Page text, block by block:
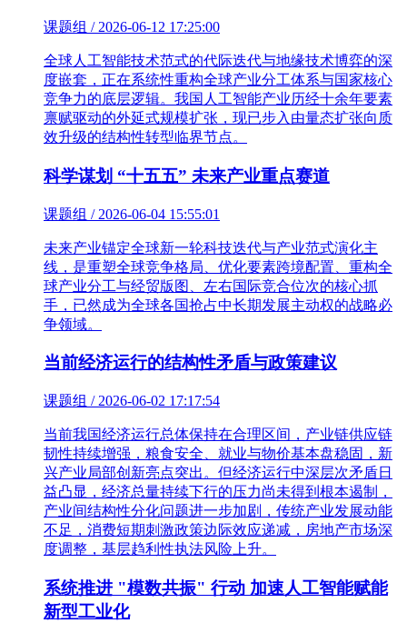
课题组 / 2026-06-12 17:25:00
全球人工智能技术范式的代际迭代与地缘技术博弈的深
度嵌套，正在系统性重构全球产业分工体系与国家核心
竞争力的底层逻辑。我国人工智能产业历经十余年要素
禀赋驱动的外延式规模扩张，现已步入由量态扩张向质
效升级的结构性转型临界节点。
科学谋划 “十五五” 未来产业重点赛道
课题组 / 2026-06-04 15:55:01
未来产业锚定全球新一轮科技迭代与产业范式演化主
线，是重塑全球竞争格局、优化要素跨境配置、重构全
球产业分工与经贸版图、左右国际竞合位次的核心抓
手，已然成为全球各国抢占中长期发展主动权的战略必
争领域。
当前经济运行的结构性矛盾与政策建议
课题组 / 2026-06-02 17:17:54
当前我国经济运行总体保持在合理区间，产业链供应链
韧性持续增强，粮食安全、就业与物价基本盘稳固，新
兴产业局部创新亮点突出。但经济运行中深层次矛盾日
益凸显，经济总量持续下行的压力尚未得到根本遏制，
产业间结构性分化问题进一步加剧，传统产业发展动能
不足，消费短期刺激政策边际效应递减，房地产市场深
度调整，基层趋利性执法风险上升。
系统推进 "模数共振" 行动 加速人工智能赋能
新型工业化